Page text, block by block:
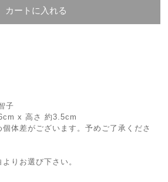
カートに入れる
子
x 高さ 約3.5cm
体差がございます。予めご了承くださ
りお選び下さい。